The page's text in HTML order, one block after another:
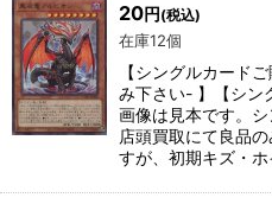
20円 (税込)
在庫12個
【シングルカード
み下さい- 】【シン
画像は見本です。
店頭買取にて良品
すが、初期キズ・